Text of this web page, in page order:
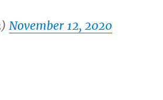
November 12, 2020